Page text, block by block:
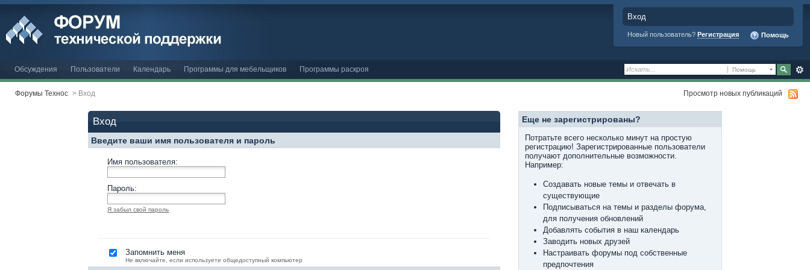
Вход
Новый пользователь? Регистрация Помощь
Помощь
Обсуждения Пользователи Календарь Программы для мебельщиков Программы раскроя
Форумы Технос > Вход Просмотр новых публикаций
Вход
Введите ваши имя пользователя и пароль
Имя пользователя:
Пароль:
Я забыл свой пароль
Запомнить меня
Не включайте, если используете общедоступный компьютер
Еще не зарегистрированы?
Потратьте всего несколько минут на простую
регистрацию! Зарегистрированные пользователи
получают дополнительные возможности.
Например:
Создавать новые темы и отвечать в
существующие
Подписываться на темы и разделы форума,
для получения обновлений
Добавлять события в наш календарь
Заводить новых друзей
Настраивать форумы под собственные
предпочтения